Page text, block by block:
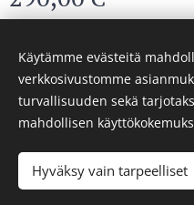
Varastossa
© 2024
Käytämme evästeitä
verkkosivustomme
turvallisuuden sekä
mahdollisen
Hyväksy vain tarpeelliset